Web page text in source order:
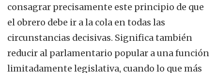
consagrar precisamente este principio de que
el obrero debe ir a la cola en todas las
circunstancias decisivas. Significa también
reducir al parlamentario popular a una función
limitadamente legislativa, cuando lo que más